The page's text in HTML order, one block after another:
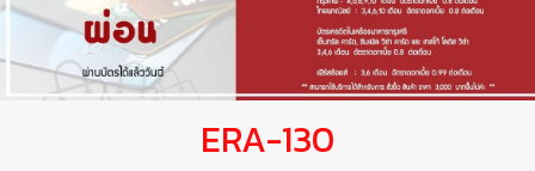
ERA-130